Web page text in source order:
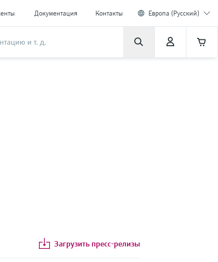
Документация Контакты Европа (Русский)
Загрузить пресс-релизы